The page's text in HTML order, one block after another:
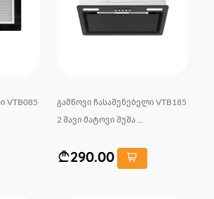
VTB085
გამწოვი ჩასაშენებელი VTB185
2 შავი მატოვი შუშა ...
290.00